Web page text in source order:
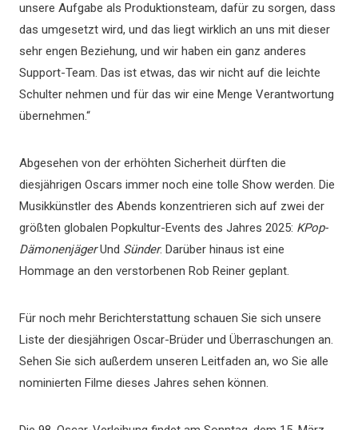
unsere Aufgabe als Produktionsteam, dafür zu sorgen, dass
das umgesetzt wird, und das liegt wirklich an uns mit dieser
sehr engen Beziehung, und wir haben ein ganz anderes
Support-Team. Das ist etwas, das wir nicht auf die leichte
Schulter nehmen und für das wir eine Menge Verantwortung
übernehmen.“
Abgesehen von der erhöhten Sicherheit dürften die
diesjährigen Oscars immer noch eine tolle Show werden. Die
Musikkünstler des Abends konzentrieren sich auf zwei der
größten globalen Popkultur-Events des Jahres 2025: KPop-
DämonenjägerUnd Sünder. Darüber hinaus ist eine
Hommage an den verstorbenen Rob Reiner geplant.
Für noch mehr Berichterstattung schauen Sie sich unsere
Liste der diesjährigen Oscar-Brüder und Überraschungen an.
Sehen Sie sich außerdem unseren Leitfaden an, wo Sie alle
nominierten Filme dieses Jahres sehen können.